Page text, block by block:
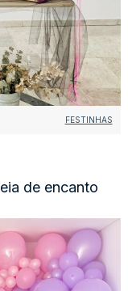
FESTINHAS
de encanto